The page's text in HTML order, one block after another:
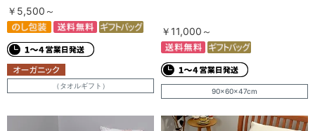
￥5,500～
（タオルギフト）
￥11,000～
90×60×47cm